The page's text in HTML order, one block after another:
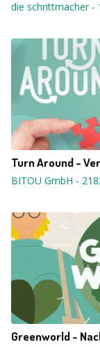
die schrittmacher -
Turn Around -
BITOU GmbH -
Greenworld -